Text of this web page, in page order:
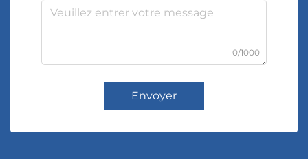
0/1000
Envoyer